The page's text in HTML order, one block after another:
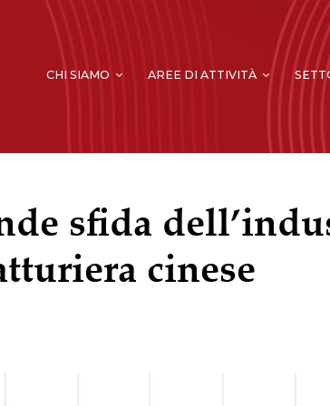
CHI SIAMO AREE DI ATTIVITÀ
sfida
cinese